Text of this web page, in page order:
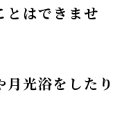
とはできませ
光浴をしたり